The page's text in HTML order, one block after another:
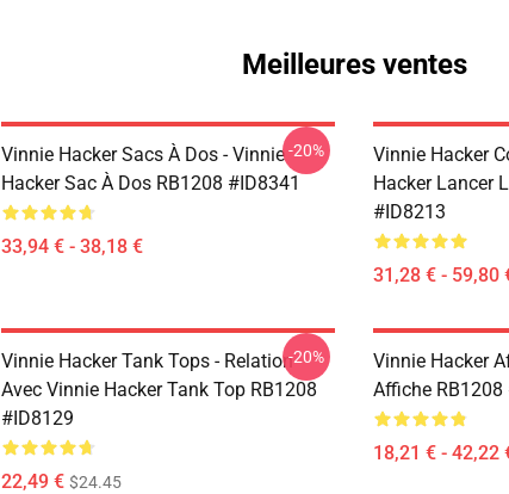
Meilleures ventes
Vinnie Hacker Sacs À Dos - Vinnie
Hacker Sac À Dos RB1208 #ID8341
33,94 € - 38,18 €
-20%
Vinnie Hacker
Hacker Lancer
#ID8213
31,28 € - 59,80
Vinnie Hacker Tank Tops - Relation
Avec Vinnie Hacker Tank Top RB1208
#ID8129
22,49 € $24.45
-20%
Vinnie Hacker
Affiche
18,21 € - 42,22